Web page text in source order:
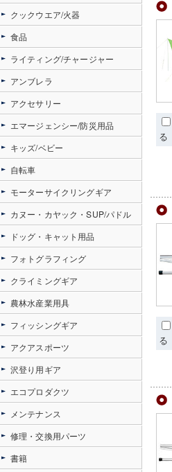
る
る
クックウエア/火器
食品
ライティング/チャージャー
アンブレラ
アクセサリー
エマージェンシー/防災用品
キッズ/ベビー
自転車
モーターサイクリングギア
カヌー・カヤック・SUP/パドル
ドッグ・キャット用品
フォトグラフィング
クライミングギア
農林水産業用具
フィッシングギア
アクアスポーツ
沢登り用ギア
エコプロダクツ
メンテナンス
修理・交換用パーツ
書籍